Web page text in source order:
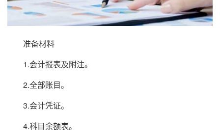
准备材料
1.会计报表及附注。
2.全部账目。
3.会计凭证。
4.科目余额表。